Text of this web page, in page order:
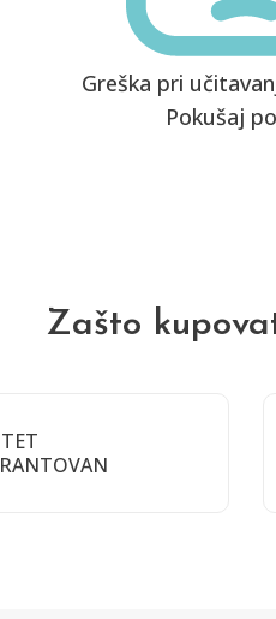
Greška pri
Pokušaj
Zašto